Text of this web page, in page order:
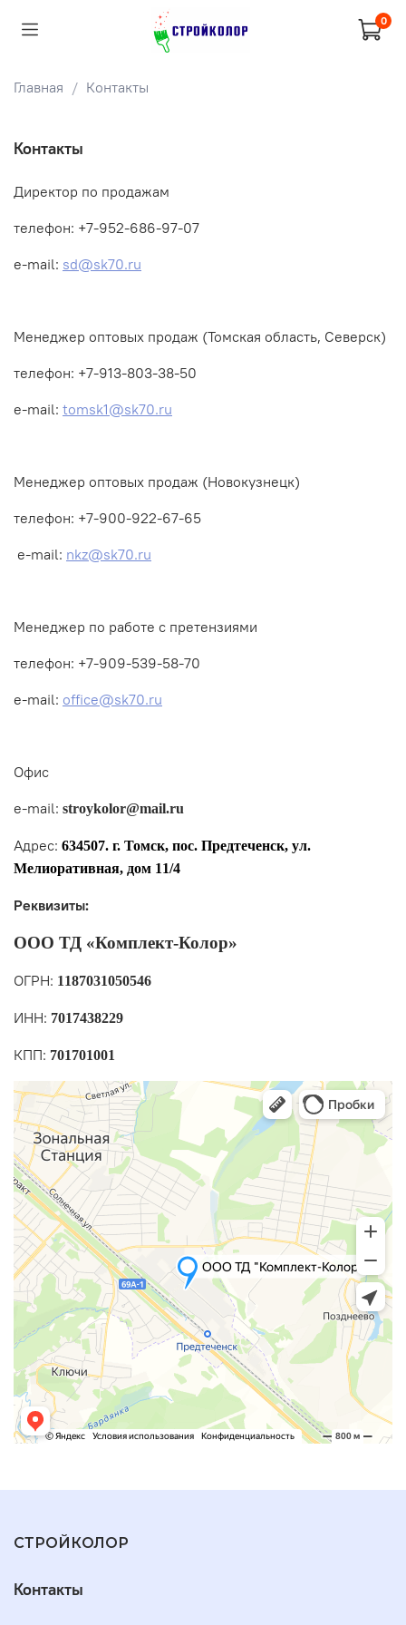
0
Главная Контакты
Контакты
Директор по продажам
телефон: +7-952-686-97-07
e-mail: sd@sk70.ru
Менеджер оптовых продаж (Томская область, Северск)
телефон: +7-913-803-38-50
e-mail: tomsk1@sk70.ru
Менеджер оптовых продаж (Новокузнецк)
телефон: +7-900-922-67-65
e-mail: nkz@sk70.ru
Менеджер по работе с претензиями
телефон: +7-909-539-58-70
e-mail: office@sk70.ru
Офис
e-mail: stroykolor@mail.ru
Адрес: 634507. г. Томск, пос. Предтеченск, ул.
Мелиоративная, дом 11/4
Реквизиты:
ООО ТД «Комплект-Колор»
ОГРН: 1187031050546
ИНН: 7017438229
КПП: 701701001
СТРОЙКОЛОР
Контакты